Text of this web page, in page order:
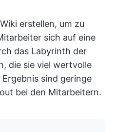
erstellen, um zu
sich auf eine
das Labyrinth der
die sie viel wertvolle
sind geringe
bei den Mitarbeitern.